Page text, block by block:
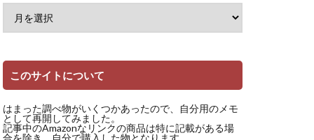
このサイトについて
はまった調べ物がいくつかあったので、自分用のメモ
として再開してみました。
記事中のAmazonなリンクの商品は特に記載がある場
合を除き、自分で購入した物となります。